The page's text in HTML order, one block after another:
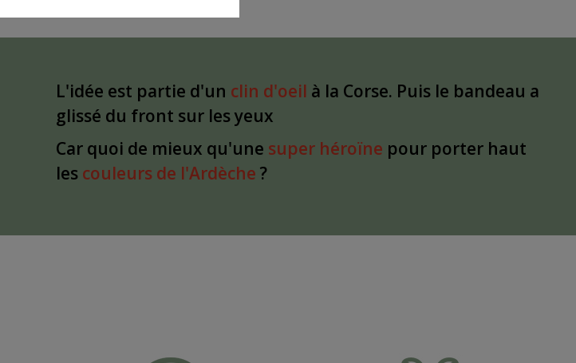
L'idée est partie d'un clin d'oeil à la Corse. Puis le bandeau a
glissé du front sur les yeux
Car quoi de mieux qu'une super héroïne pour porter haut
les couleurs de l'Ardèche ?